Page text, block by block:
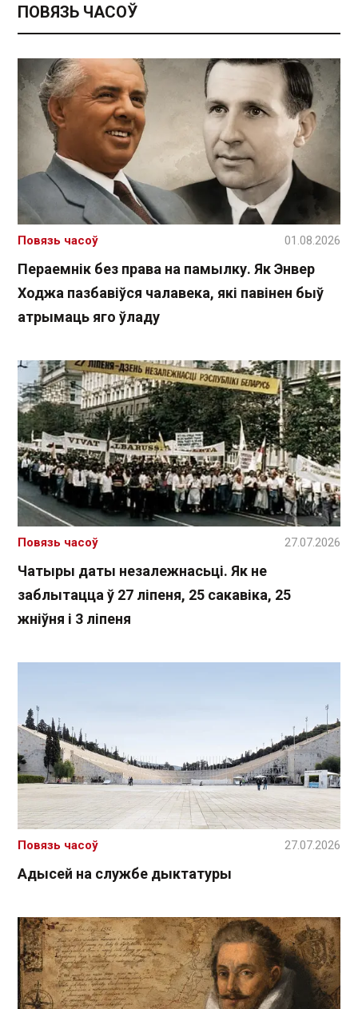
ПОВЯЗЬ ЧАСОЎ
Пераемнік без права на памылку. Як Энвер
Ходжа пазбавіўся чалавека, які павінен быў
атрымаць яго ўладу
Повязь часоў 01.08.2026
Чатыры даты незалежнасьці. Як не
заблытацца ў 27 ліпеня, 25 сакавіка, 25
жніўня і 3 ліпеня
Повязь часоў 27.07.2026
Адысей на службе дыктатуры
Повязь часоў 27.07.2026